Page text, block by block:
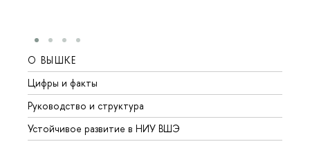
О ВЫШКЕ
Цифры и факты
Руководство и структура
Устойчивое развитие в НИУ ВШЭ